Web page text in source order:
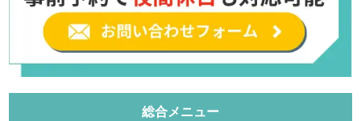
総合メニュー